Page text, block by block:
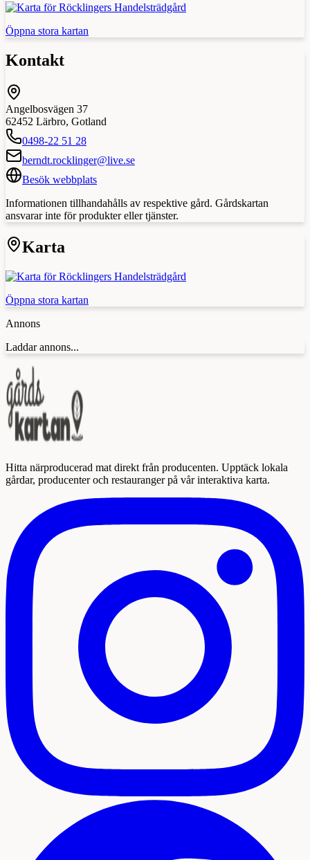
Öppna stora kartan
Kontakt
Angelbosvägen 37
62452 Lärbro, Gotland
0498-22 51 28
berndt.rocklinger@live.se
Besök webbplats
Informationen tillhandahålls av respektive gård. Gårdskartan
ansvarar inte för produkter eller tjänster.
Karta
Öppna stora kartan
Annons
Laddar annons...
Hitta närproducerad mat direkt från producenten. Upptäck lokala
gårdar, producenter och restauranger på vår interaktiva karta.